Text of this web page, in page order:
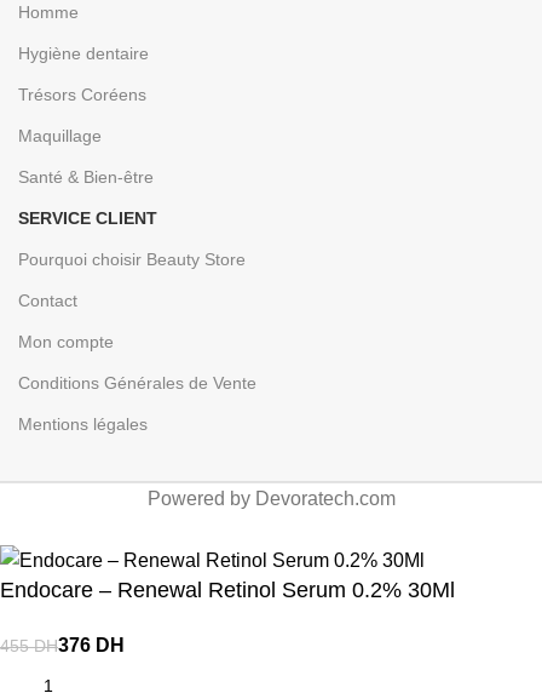
Homme
Hygiène dentaire
Trésors Coréens
Maquillage
Santé & Bien-être
SERVICE CLIENT
Pourquoi choisir Beauty Store
Contact
Mon compte
Conditions Générales de Vente
Mentions légales
Powered by Devoratech.com
Endocare – Renewal Retinol Serum 0.2% 30Ml
DH DH